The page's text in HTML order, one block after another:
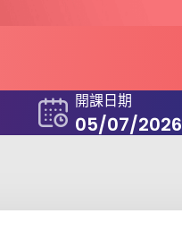
開課日期
05/07/2026